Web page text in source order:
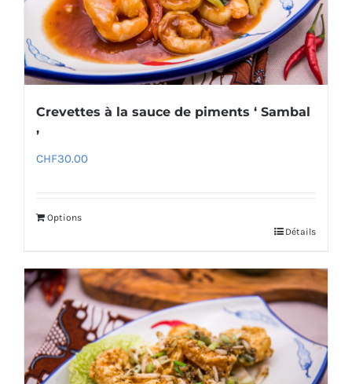
Crevettes à la sauce de piments ‘ Sambal
’
CHF30.00
Options
Détails